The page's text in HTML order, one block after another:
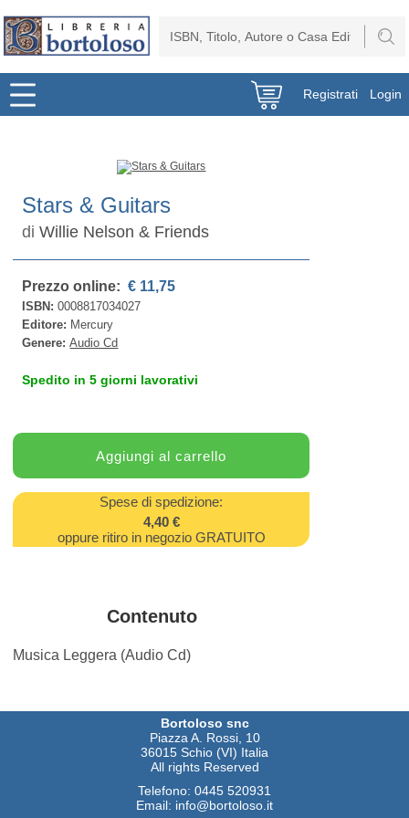
Registrati Login
Stars & Guitars
diWillie Nelson & Friends
Prezzo online: € 11,75
ISBN:0008817034027
Editore: Mercury
Genere:Audio Cd
Spedito in 5 giorni lavorativi
Spese di spedizione:
4,40 €
oppure ritiro in negozio GRATUITO
Contenuto
Musica Leggera (Audio Cd)
Bortoloso snc
Piazza A. Rossi, 10
36015 Schio (VI) Italia
All rights Reserved
Telefono: 0445 520931
Email: info@bortoloso.it